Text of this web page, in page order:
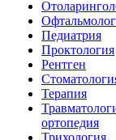
Педиатрия
Проктология
Рентген
Терапия
ортопедия
Трихология